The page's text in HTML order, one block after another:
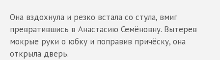
Она вздохнула и резко встала со стула, вмиг
превратившись в Анастасию Семёновну. Вытерев
мокрые руки о юбку и поправив причёску, она
открыла дверь.